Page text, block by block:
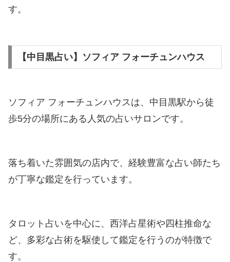
す。
【中目黒占い】ソフィア フォーチュンハウス
ソフィア フォーチュンハウスは、中目黒駅から徒
歩5分の場所にある人気の占いサロンです。
落ち着いた雰囲気の店内で、経験豊富な占い師たち
が丁寧な鑑定を行っています。
タロット占いを中心に、西洋占星術や四柱推命な
ど、多彩な占術を駆使して鑑定を行うのが特徴で
す。